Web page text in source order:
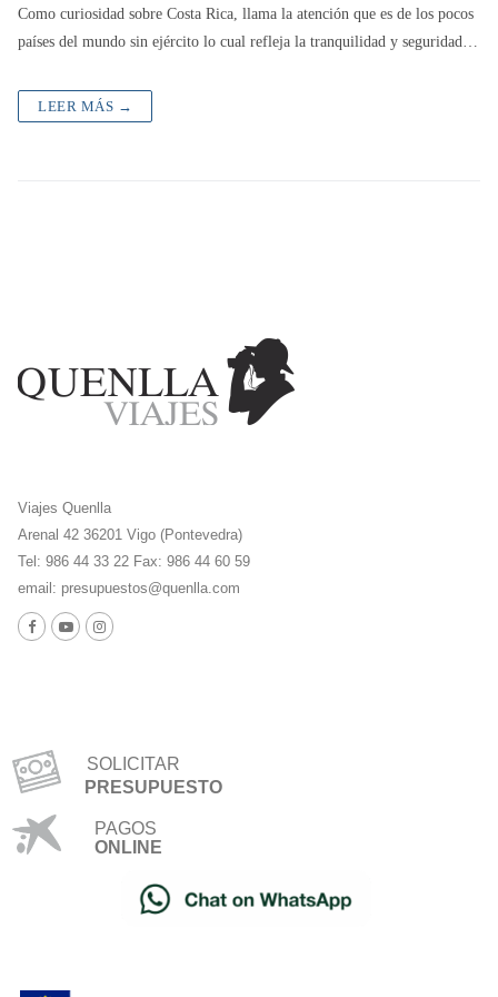
Como curiosidad sobre Costa Rica, llama la atención que es de los pocos
países del mundo sin ejército lo cual refleja la tranquilidad y seguridad…
LEER MÁS →
Viajes Quenlla
Arenal 42 36201 Vigo (Pontevedra)
Tel: 986 44 33 22 Fax: 986 44 60 59
email: presupuestos@quenlla.com
SOLICITAR
PRESUPUESTO
PAGOS
ONLINE